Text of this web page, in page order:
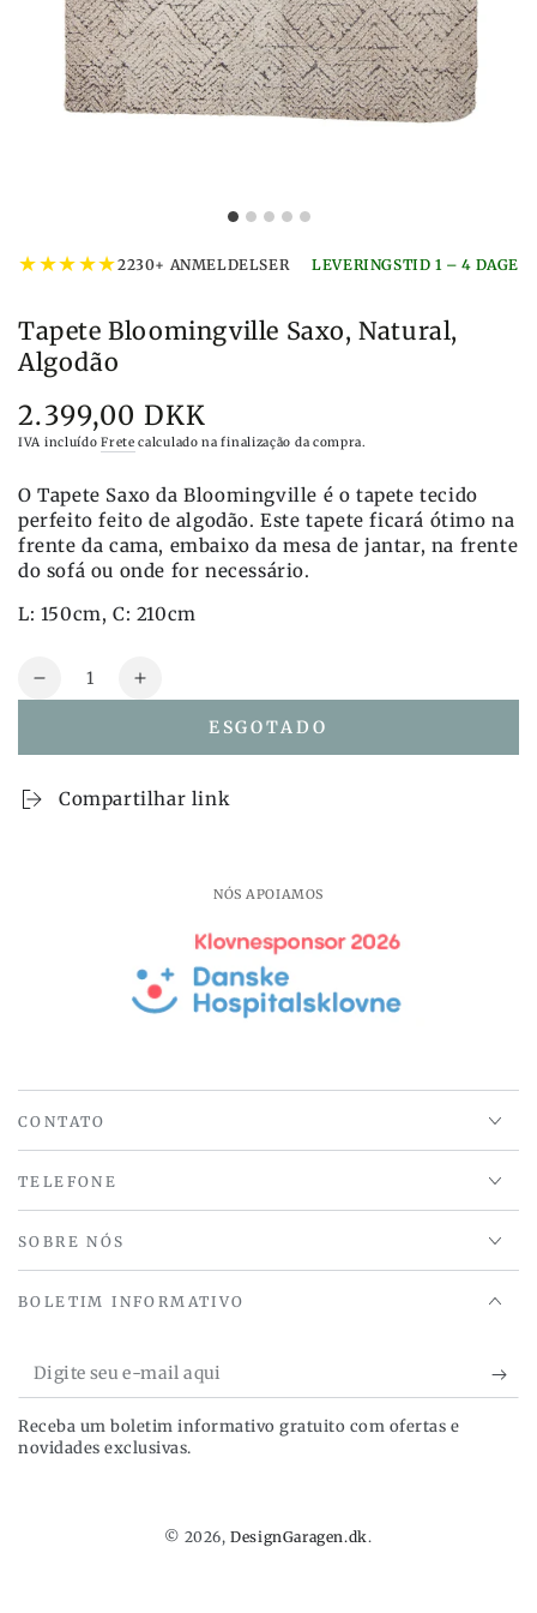
★★★★★2230+ ANMELDELSER LEVERINGSTID 1 – 4 DAGE
Tapete Bloomingville Saxo, Natural,
Algodão
Preço
2.399,00 DKK
IVA incluídoFrete calculado na finalização da compra.
O Tapete Saxo da Bloomingville é o tapete tecido
perfeito feito de algodão. Este tapete ficará ótimo na
frente da cama, embaixo da mesa de jantar, na frente
do sofá ou onde for necessário.
L: 150cm, C: 210cm
Quantidade
Reduza
Tapete
Bloomingville
Aumente
quantidade
Tapete
Bloomingville
Algodão
ESGOTADO
Compartilhar link
NÓS APOIAMOS
CONTATO
TELEFONE
SOBRE NÓS
BOLETIM INFORMATIVO
Digite
seu
e-
Receba um boletim informativo gratuito com ofertas e
novidades exclusivas.
© 2026,DesignGaragen.dk.